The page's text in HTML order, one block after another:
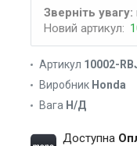
Зверніть увагу:
Новий артикул:
Артикул 10002-
Виробник Honda
Вага Н/Д
Доступна